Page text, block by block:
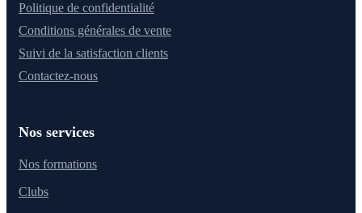
Politique de confidentialité
Conditions générales de vente
Suivi de la satisfaction clients
Contactez-nous
Nos services
Nos formations
Clubs